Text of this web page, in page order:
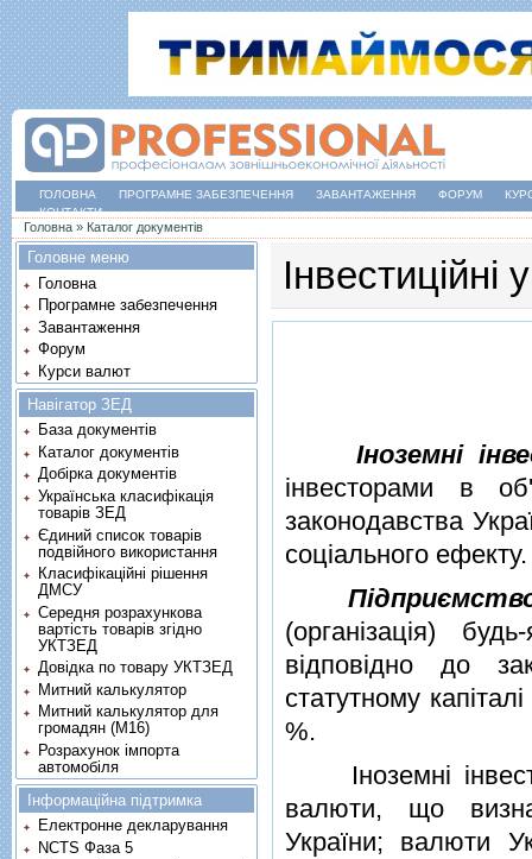
ГОЛОВНА ПРОГРАМНЕ ЗАБЕЗПЕЧЕННЯ ЗАВАНТАЖЕННЯ ФОРУМ
КОНТАКТИ
Ви є тут
Головна » Каталог документів
Інвестиційні
Iноземнi
iнвесторами в
законодавства
соцiального ефекту.
(органiзацiя)
вiдповiдно до
статутному
%.
Iноземнi
валюти, що
України; валюти
Головне меню
Головна
Програмне забезпечення
Завантаження
Форум
Курси валют
Навігатор ЗЕД
База документів
Каталог документів
Добірка документів
Українська класифікація
товарів ЗЕД
Єдиний список товарів
подвійного використання
Класифікаційні рішення
ДМСУ
Середня розрахункова
вартість товарів згідно
УКТЗЕД
Довідка по товару УКТЗЕД
Митний калькулятор
Митний калькулятор для
громадян (М16)
Розрахунок імпорта
автомобіля
Інформаційна підтримка
Електронне декларування
NCTS Фаза 5